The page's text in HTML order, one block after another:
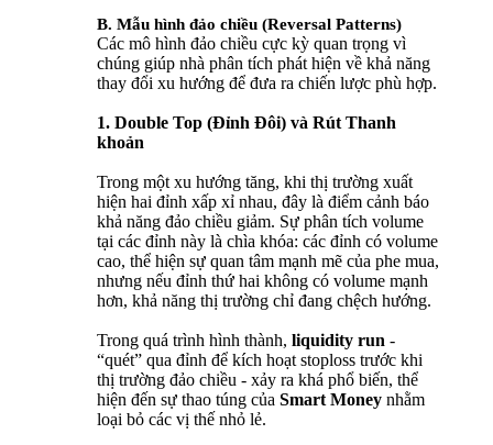
B. Mẫu hình đảo chiều (Reversal Patterns)
Các mô hình đảo chiều cực kỳ quan trọng vì
chúng giúp nhà phân tích phát hiện về khả năng
thay đổi xu hướng để đưa ra chiến lược phù hợp.
1. Double Top (Đỉnh Đôi) và Rút Thanh
khoản
Trong một xu hướng tăng, khi thị trường xuất
hiện hai đỉnh xấp xỉ nhau, đây là điểm cảnh báo
khả năng đảo chiều giảm. Sự phân tích volume
tại các đỉnh này là chìa khóa: các đỉnh có volume
cao, thể hiện sự quan tâm mạnh mẽ của phe mua,
nhưng nếu đỉnh thứ hai không có volume mạnh
hơn, khả năng thị trường chỉ đang chệch hướng.
Trong quá trình hình thành, liquidity run -
“quét” qua đỉnh để kích hoạt stoploss trước khi
thị trường đảo chiều - xảy ra khá phổ biến, thể
hiện đến sự thao túng của Smart Money nhằm
loại bỏ các vị thế nhỏ lẻ.